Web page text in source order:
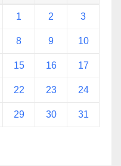
1 2 3
8 9 10
15 16 17
22 23 24
29 30 31